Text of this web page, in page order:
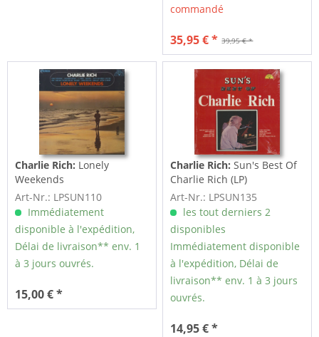
commandé
39,95 € *
35,95 € *
Charlie Rich: Lonely
Weekends
Art-Nr.: LPSUN110
Immédiatement
disponible à l'expédition,
Délai de livraison** env. 1
à 3 jours ouvrés.
15,00 € *
Charlie Rich: Sun's Best Of
Charlie Rich (LP)
Art-Nr.: LPSUN135
les tout derniers 2
disponibles
Immédiatement disponible
à l'expédition, Délai de
livraison** env. 1 à 3 jours
ouvrés.
14,95 € *